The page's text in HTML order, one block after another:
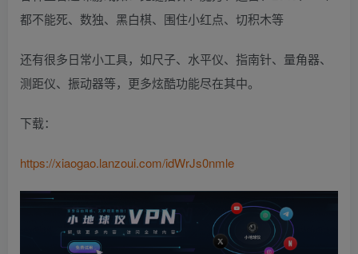
都不能死、数独、黑白棋、围住小红点、切积木等
还有很多日常小工具，如尺子、水平仪、指南针、量角器、
测距仪、振动器等，更多炫酷功能尽在其中。
下载：
https://xiaogao.lanzoui.com/idWrJs0nmle